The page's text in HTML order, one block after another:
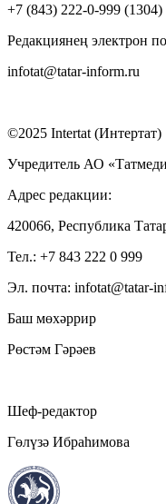
+7 (843) 222-0-999 (1304)
Редакциянең электрон
infotat@tatar-inform.ru
©2025 Intertat (Интертат)
Учредитель АО
Адрес редакции:
420066, Республика
Тел.: +7 843 222 0 999
Эл. почта: infotat@tatar-
Баш мөхәррир
Рөстәм Гәрәев
Шеф-редактор
Гөлүзә Ибраһимова